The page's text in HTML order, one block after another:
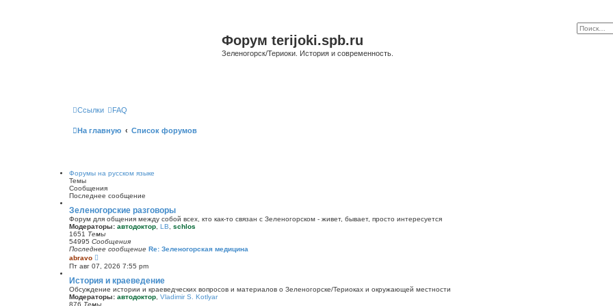
Форум terijoki.spb.ru
Зеленогорск/Териоки. История и современность.
Ссылки FAQ
На главную Список форумов
Форумы на русском языке
Темы
Сообщения
Последнее сообщение
Зеленогорские разговоры
Форум для общения между собой всех, кто как-то связан с Зеленогорском - живет, бывает, просто интересуется
Модераторы: автодоктор LB
schlos
1651 Темы
54995 Сообщения
Последнее сообщение Re: Зеленогорская медицина
abravo
е
р
е
й
т
и
Пт авг 07, 2026 7:55 pm
История и краеведение
Обсуждение истории и краеведческих вопросов и материалов о Зеленогорске/Териоках и окружающей местности
Модераторы: автодоктор Vladimir S. Kotlyar
876 Темы